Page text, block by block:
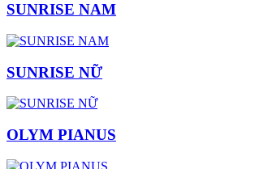
SUNRISE NAM
SUNRISE NỮ
OLYM PIANUS